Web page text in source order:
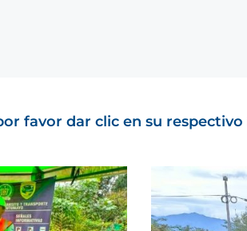
favor dar clic en su